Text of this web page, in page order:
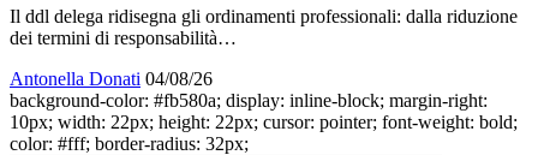
Il ddl delega ridisegna gli ordinamenti professionali: dalla riduzione
dei termini di responsabilità…
Antonella Donati 04/08/26
background-color: #fb580a; display: inline-block; margin-right:
10px; width: 22px; height: 22px; cursor: pointer; font-weight: bold;
color: #fff; border-radius: 32px;